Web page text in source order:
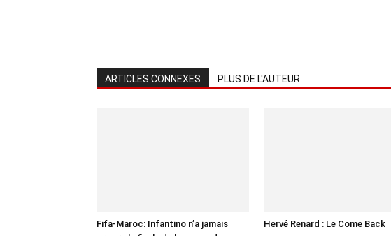
ARTICLES CONNEXES PLUS DE L'AUTEUR
Fifa-Maroc: Infantino n’a jamais
Hervé Renard : Le Come Back